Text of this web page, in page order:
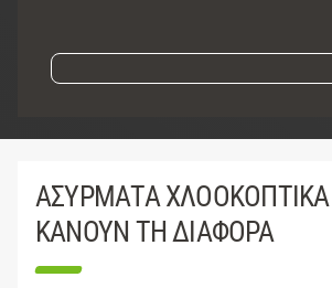
ΑΣΥΡΜΑΤΑ
ΚΑΝΟΥΝ ΤΗ ΔΙΑΦΟΡΑ